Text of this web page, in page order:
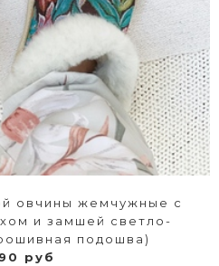
овчины жемчужные с
и замшей светло-
подошва)
руб